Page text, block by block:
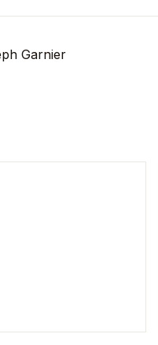
Garnier